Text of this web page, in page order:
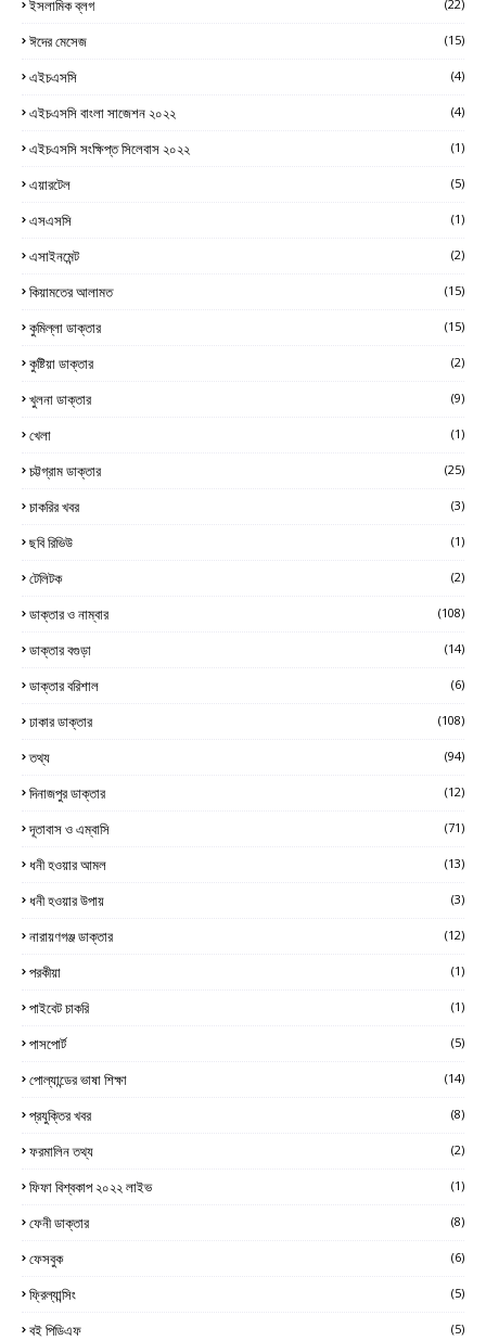
ইসলামিক ব্লগ (22)
ঈদের মেসেজ (15)
এইচএসসি (4)
এইচএসসি বাংলা সাজেশন ২০২২ (4)
এইচএসসি সংক্ষিপ্ত সিলেবাস ২০২২ (1)
এয়ারটেল (5)
এসএসসি (1)
এসাইনমেন্ট (2)
কিয়ামতের আলামত (15)
কুমিল্লা ডাক্তার (15)
কুষ্টিয়া ডাক্তার (2)
খুলনা ডাক্তার (9)
খেলা (1)
চট্টগ্রাম ডাক্তার (25)
চাকরির খবর (3)
ছবি রিভিউ (1)
টেলিটক (2)
ডাক্তার ও নাম্বার (108)
ডাক্তার বগুড়া (14)
ডাক্তার বরিশাল (6)
ঢাকার ডাক্তার (108)
তথ্য (94)
দিনাজপুর ডাক্তার (12)
দূতাবাস ও এম্বাসি (71)
ধনী হওয়ার আমল (13)
ধনী হওয়ার উপায় (3)
নারায়ণগঞ্জ ডাক্তার (12)
পরকীয়া (1)
পাইবেট চাকরি (1)
পাসপোর্ট (5)
পোল্যান্ডের ভাষা শিক্ষা (14)
প্রযুক্তির খবর (8)
ফরমালিন তথ্য (2)
ফিফা বিশ্বকাপ ২০২২ লাইভ (1)
ফেনী ডাক্তার (8)
ফেসবুক (6)
ফ্রিল্যান্সিং (5)
বই পিডিএফ (5)